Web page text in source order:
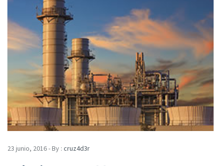
23 junio, 2016 - By : cruz4d3r